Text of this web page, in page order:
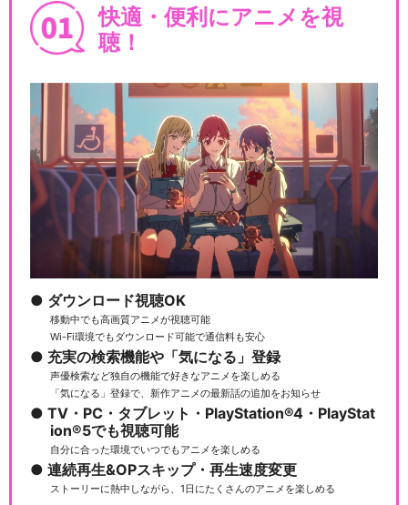
快適・便利にアニメを視
聴！
ダウンロード視聴OK
移動中でも高画質アニメが視聴可能
Wi-Fi環境でもダウンロード可能で通信料も安心
充実の検索機能や「気になる」登録
声優検索など独自の機能で好きなアニメを楽しめる
「気になる」登録で、新作アニメの最新話の追加をお知らせ
TV・PC・タブレット・PlayStation®4・PlayStat
ion®5でも視聴可能
自分に合った環境でいつでもアニメを楽しめる
連続再生&OPスキップ・再生速度変更
ストーリーに熱中しながら、1日にたくさんのアニメを楽しめる